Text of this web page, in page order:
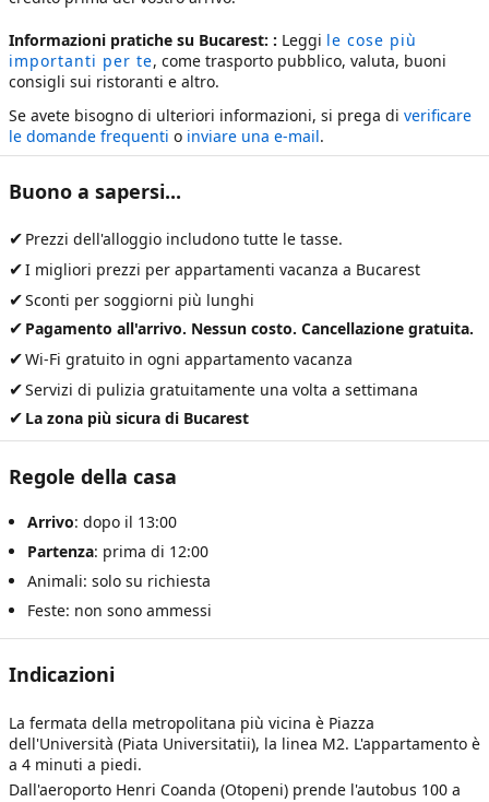
Informazioni pratiche su Bucarest: : Leggi le cose più
importanti per te, come trasporto pubblico, valuta, buoni
consigli sui ristoranti e altro.
Se avete bisogno di ulteriori informazioni, si prega di verificare
le domande frequenti o inviare una e-mail.
Buono a sapersi...
✔ Prezzi dell'alloggio includono tutte le tasse.
✔I migliori prezzi per appartamenti vacanza a Bucarest
✔Sconti per soggiorni più lunghi
✔ Pagamento all'arrivo. Nessun costo. Cancellazione gratuita.
✔Wi-Fi gratuito in ogni appartamento vacanza
✔Servizi di pulizia gratuitamente una volta a settimana
✔ La zona più sicura di Bucarest
Regole della casa
Arrivo: dopo il 13:00
Partenza: prima di 12:00
Animali: solo su richiesta
Feste: non sono ammessi
Indicazioni
La fermata della metropolitana più vicina è Piazza
dell'Università (Piata Universitatii), la linea M2. L'appartamento è
a 4 minuti a piedi.
Dall'aeroporto Henri Coanda (Otopeni) prende l'autobus 100 a